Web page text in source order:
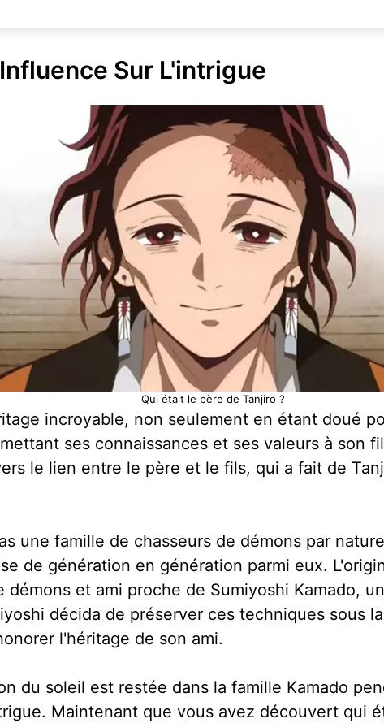
Sur L'intrigue
Qui était le père de Tanjiro ?
incroyable, non seulement en étant doué
ses connaissances et ses valeurs à son
le lien entre le père et le fils, qui a fait de
une famille de chasseurs de démons par
de génération en génération parmi eux.
et ami proche de Sumiyoshi Kamado,
décida de préserver ces techniques sous
l'héritage de son ami.
du soleil est restée dans la famille Kamado
Maintenant que vous avez découvert qui